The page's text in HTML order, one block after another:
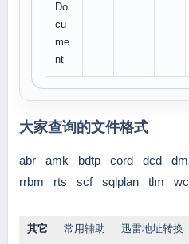
Do
cu
me
nt
大家查询的文件格式
abr amk bdtp cord dcd
rrbm
rts scf sqlplan tlm
其它 常用辅助 迅雷地址转换